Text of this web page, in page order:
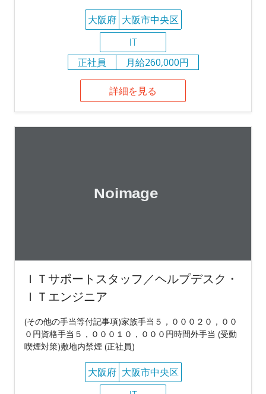
大阪府 大阪市中央区
IT
正社員
月給260,000円
詳細を見る
ＩＴサポートスタッフ／ヘルプデスク・
ＩＴエンジニア
(その他の手当等付記事項)家族手当５，０００２０，００
０円資格手当５，０００１０，０００円時間外手当 (受動
喫煙対策)敷地内禁煙 (正社員)
大阪府 大阪市中央区